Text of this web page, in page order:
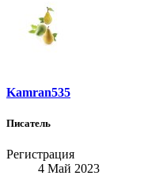
Kamran535
Писатель
Регистрация
4 Май 2023